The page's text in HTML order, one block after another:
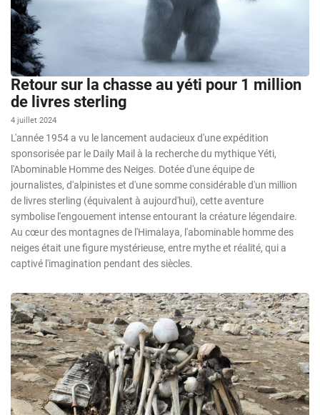
Retour sur la chasse au yéti pour 1 million
de livres sterling
4 juillet 2024
L'année 1954 a vu le lancement audacieux d'une expédition
sponsorisée par le Daily Mail à la recherche du mythique Yéti,
l'Abominable Homme des Neiges. Dotée d'une équipe de
journalistes, d'alpinistes et d'une somme considérable d'un million
de livres sterling (équivalent à aujourd'hui), cette aventure
symbolise l'engouement intense entourant la créature légendaire.
Au cœur des montagnes de l'Himalaya, l'abominable homme des
neiges était une figure mystérieuse, entre mythe et réalité, qui a
captivé l'imagination pendant des siècles.